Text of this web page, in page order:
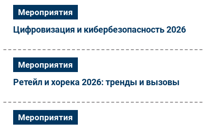
Автоматизация Промышленности
Интернет
Мобильная связь
Интеграция
Рынок ПК
Маркетинг
Торговые сети
Оборудование
Мероприятия
Цифровизация и кибербезопасность 2026
Мероприятия
Ретейл и хорека 2026: тренды и вызовы
Мероприятия